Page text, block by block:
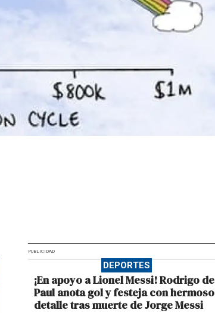
PUBLICIDAD
DEPORTES
¡En apoyo a Lionel Messi! Rodrigo de
Paul anota gol y festeja con hermoso
detalle tras muerte de Jorge Messi